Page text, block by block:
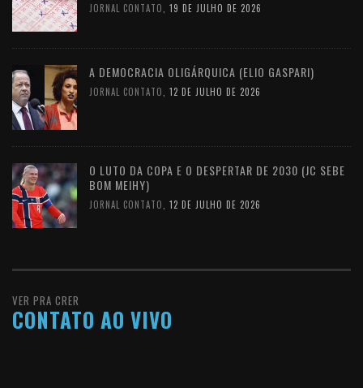
JORNAL CONTATO 19 DE JULHO DE 2026
A DEMOCRACIA OLIGÁRQUICA (ELIO GASPARI)
JORNAL CONTATO 12 DE JULHO DE 2026
O LUTO DA COPA E O DESPERTAR DE 2030 (JC SEBE
BOM MEIHY)
JORNAL CONTATO 12 DE JULHO DE 2026
VER PRA CRER
CONTATO AO VIVO